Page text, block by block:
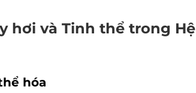
hơi và Tinh thể trong Hệ
hóa